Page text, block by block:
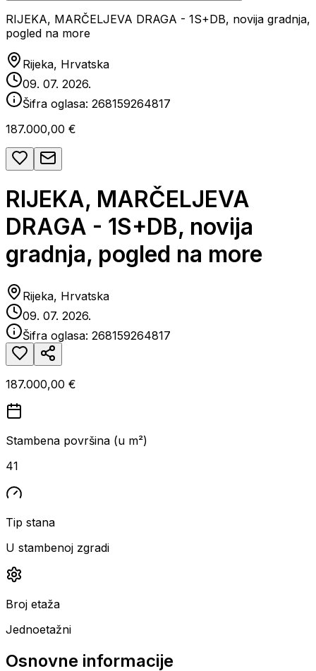
RIJEKA, MARČELJEVA DRAGA - 1S+DB, novija gradnja,
pogled na more
Rijeka, Hrvatska
09. 07. 2026.
Šifra oglasa: 268159264817
187.000,00 €
RIJEKA, MARČELJEVA
DRAGA - 1S+DB, novija
gradnja, pogled na more
Rijeka, Hrvatska
09. 07. 2026.
Šifra oglasa: 268159264817
187.000,00 €
Stambena površina (u m²)
41
Tip stana
U stambenoj zgradi
Broj etaža
Jednoetažni
Osnovne informacije